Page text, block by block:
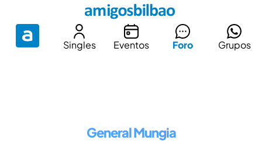
Singles Eventos Foro Grupos
General Mungia